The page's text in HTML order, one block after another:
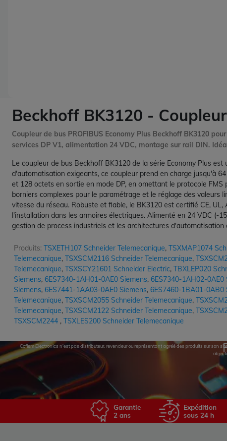
Beckhoff BK3120 -
Coupleur de bus PROFIBUS Economy Plus Beckhoff BK3120
services DP V1, alimentation 24 VDC, montage sur rail DIN.
Le coupleur de bus Beckhoff BK3120 de la série Economy Plus
d'automatisation exigeants, ce coupleur prend en charge jusqu'à
et 128 octets en sortie en mode DP, en omettant le protocole
borniers complexes pour le paramétrage et le réglage des
vitesse du réseau. Robuste et fiable, le BK3120 est certifié CE,
l'installation dans les armoires électriques. Alimenté en 24 VDC (-
gestion de process industriels et les architectures
Produits: TSXETH107 Schneider Telemecanique, TSXMAP1074
Telemecanique, TSXSCM2116 Schneider Telemecanique,
Telemecanique, TSXSCY21601 Schneider Electric, TBXLEP020
Siemens, 6ES7340-1AH01-0AE0 Siemens, 6ES7340-1AH02-0AE0
Siemens, 6ES7441-1AA03-0AE0 Siemens, 6ES7460-1BA01-0AB0
Telemecanique, TSXSCM2055 Schneider Telemecanique,
Telemecanique, TSXSCM2122 Schneider Telemecanique,
TSXSCM2244 , TSXLES200 Schneider Telemecanique
Cofiem Electronics n'est pas distributeur, revendeur ou représentant agréé des produits sur son
Garantie
2 ans
Expédition
sous 24 h